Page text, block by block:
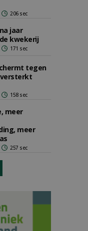
206 sec
jaar
kwekerij
171 sec
tegen
158 sec
meer
meer
257 sec